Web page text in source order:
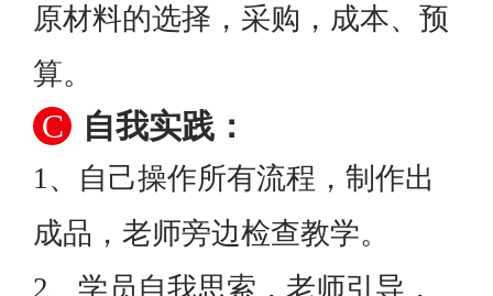
原材料的选择，采购，成本、预
算。
C 自我实践：
1、自己操作所有流程，制作出
成品，老师旁边检查教学。
2、学员自我思索，老师引导，